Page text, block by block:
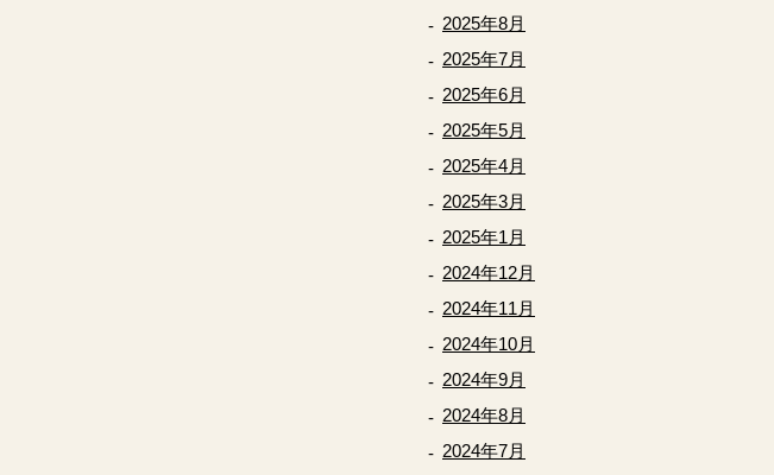
2025年8月
2025年7月
2025年6月
2025年5月
2025年4月
2025年3月
2025年1月
2024年12月
2024年11月
2024年10月
2024年9月
2024年8月
2024年7月